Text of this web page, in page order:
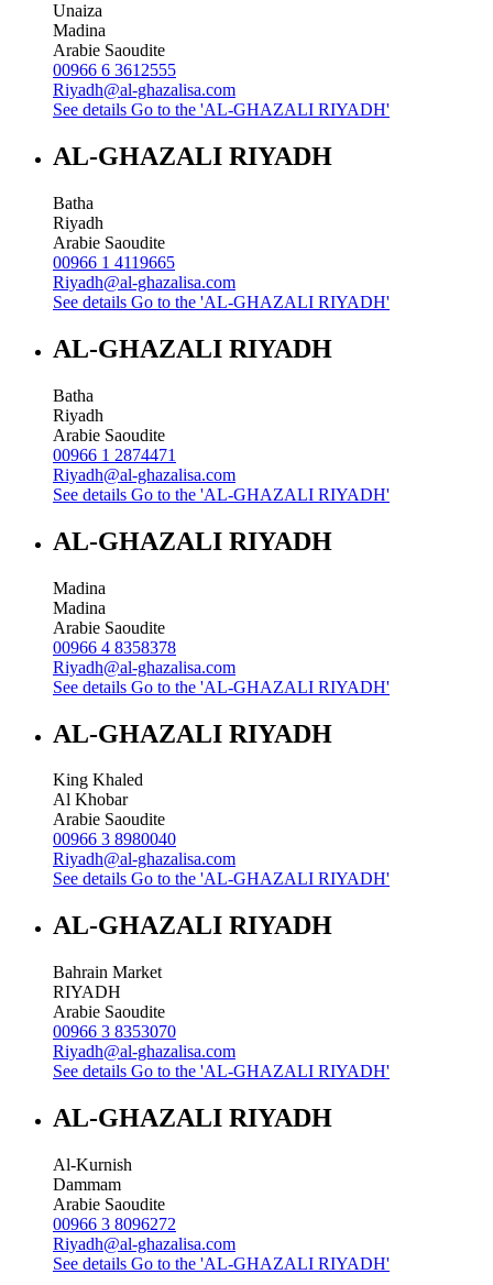
Unaiza
Madina
Arabie Saoudite
00966 6 3612555
Riyadh@al-ghazalisa.com
See details Go to the 'AL-GHAZALI RIYADH'
AL-GHAZALI RIYADH
Batha
Riyadh
Arabie Saoudite
00966 1 4119665
Riyadh@al-ghazalisa.com
See details Go to the 'AL-GHAZALI RIYADH'
AL-GHAZALI RIYADH
Batha
Riyadh
Arabie Saoudite
00966 1 2874471
Riyadh@al-ghazalisa.com
See details Go to the 'AL-GHAZALI RIYADH'
AL-GHAZALI RIYADH
Madina
Madina
Arabie Saoudite
00966 4 8358378
Riyadh@al-ghazalisa.com
See details Go to the 'AL-GHAZALI RIYADH'
AL-GHAZALI RIYADH
King Khaled
Al Khobar
Arabie Saoudite
00966 3 8980040
Riyadh@al-ghazalisa.com
See details Go to the 'AL-GHAZALI RIYADH'
AL-GHAZALI RIYADH
Bahrain Market
RIYADH
Arabie Saoudite
00966 3 8353070
Riyadh@al-ghazalisa.com
See details Go to the 'AL-GHAZALI RIYADH'
AL-GHAZALI RIYADH
Al-Kurnish
Dammam
Arabie Saoudite
00966 3 8096272
Riyadh@al-ghazalisa.com
See details Go to the 'AL-GHAZALI RIYADH'